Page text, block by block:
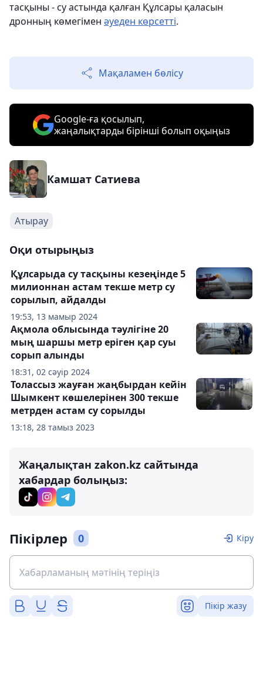
тасқыны - су астында қалған Құлсары қаласын
дронның көмегімен әуеден көрсетті.
Мақаламен бөлісу
Google-ға қосылып,
жаңалықтарды бірінші болып оқыңыз
Камшат Сатиева
Атырау
Оқи отырыңыз
19:53, 13 мамыр 2024
Құлсарыда су тасқыны кезеңінде 5
милионнан астам текше метр су
сорылып, айдалды
18:31, 02 сәуір 2024
Ақмола облысында тәулігіне 20
мың шаршы метр еріген қар суы
сорып алынды
13:18, 28 тамыз 2023
Толассыз жауған жаңбырдан кейін
Шымкент көшелерінен 300 текше
метрден астам су сорылды
Жаңалықтан zakon.kz сайтында
хабардар болыңыз:
Пікірлер 0 Кіру
Пікір жазу